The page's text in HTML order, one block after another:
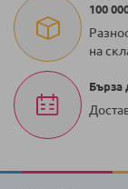
100
на
Бърза